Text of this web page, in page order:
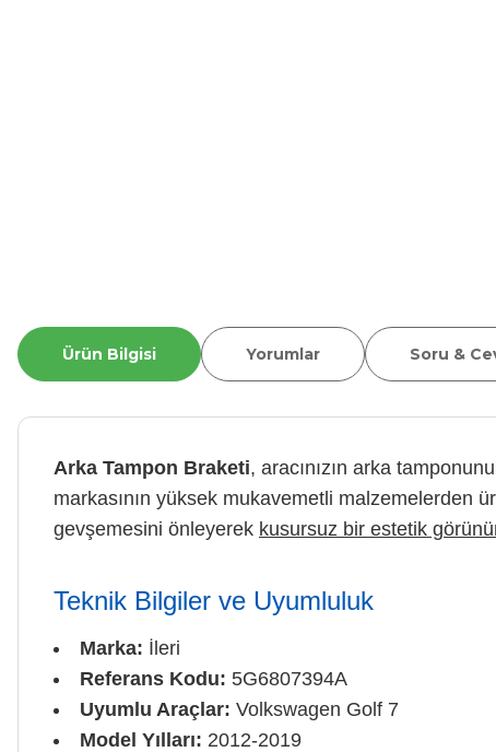
Ürün Bilgisi Yorumlar Soru &
Arka Tampon Braketi, aracınızın arka
markasının yüksek mukavemetli malzemelerden
gevşemesini önleyerek kusursuz bir estetik
Teknik Bilgiler ve Uyumluluk
Marka: İleri
Referans Kodu: 5G6807394A
Uyumlu Araçlar: Volkswagen Golf 7
Model Yılları: 2012-2019